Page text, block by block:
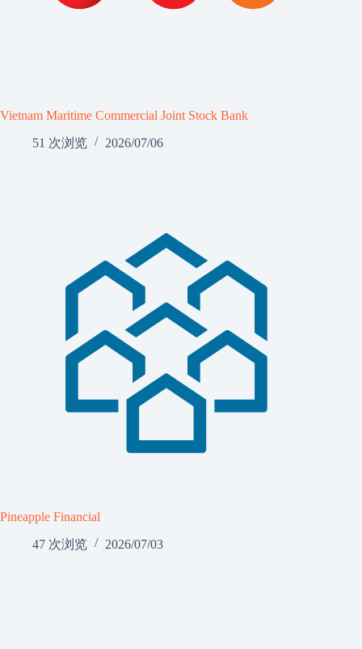
Vietnam Maritime Commercial Joint Stock Bank
51 次浏览
2026/07/06
Pineapple Financial
47 次浏览
2026/07/03